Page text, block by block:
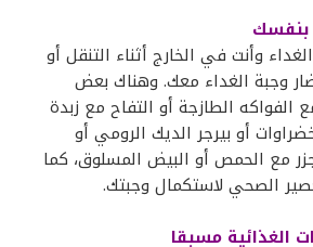
وأنت في الخارج أثناء التنقل أو
وجبة الغداء معك. وهناك بعض
الفواكه الطازجة أو التفاح مع زبدة
أو بيرجر الديك الرومي أو
مع الحمص أو البيض المسلوق، كما
الصحي لاستكمال وجبتك.